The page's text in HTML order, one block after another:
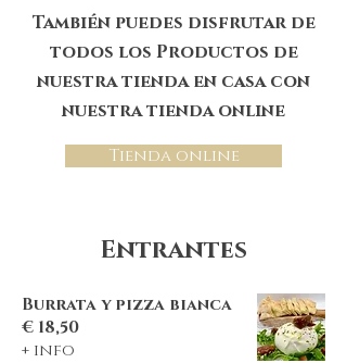
También puedes disfrutar de
todos los Productos de
nuestra tienda en casa con
nuestra tienda online
Tienda online
Entrantes
Burrata y pizza bianca
€ 18,50
+ info